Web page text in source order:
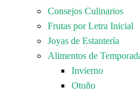
Consejos Culinarios
Frutas por Letra Inicial
Joyas de Estantería
Alimentos de
Invierno
Otoño